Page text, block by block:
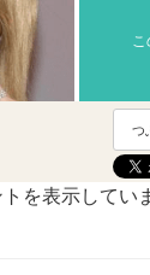
つ
を表示してい